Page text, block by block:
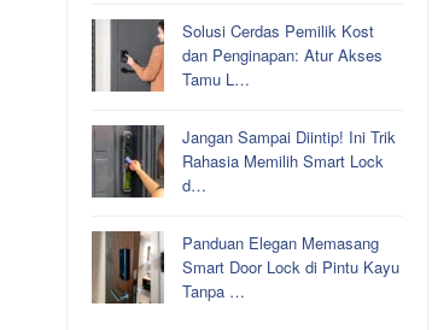
Solusi Cerdas Pemilik Kost
dan Penginapan: Atur Akses
Tamu L…
Jangan Sampai Diintip! Ini Trik
Rahasia Memilih Smart Lock
d…
Panduan Elegan Memasang
Smart Door Lock di Pintu Kayu
Tanpa …